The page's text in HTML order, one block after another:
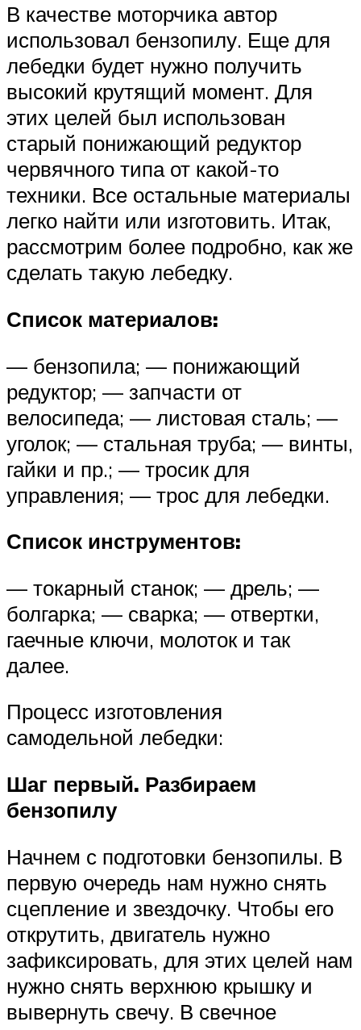
В качестве моторчика автор
использовал бензопилу. Еще для
лебедки будет нужно получить
высокий крутящий момент. Для
этих целей был использован
старый понижающий редуктор
червячного типа от какой-то
техники. Все остальные материалы
легко найти или изготовить. Итак,
рассмотрим более подробно, как же
сделать такую лебедку.
Список материалов:
— бензопила; — понижающий
редуктор; — запчасти от
велосипеда; — листовая сталь; —
уголок; — стальная труба; — винты,
гайки и пр.; — тросик для
управления; — трос для лебедки.
Список инструментов:
— токарный станок; — дрель; —
болгарка; — сварка; — отвертки,
гаечные ключи, молоток и так
далее.
Процесс изготовления
самодельной лебедки:
Шаг первый. Разбираем
бензопилу
Начнем с подготовки бензопилы. В
первую очередь нам нужно снять
сцепление и звездочку. Чтобы его
открутить, двигатель нужно
зафиксировать, для этих целей нам
нужно снять верхнюю крышку и
вывернуть свечу. В свечное